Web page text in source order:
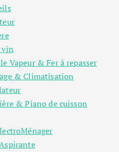
vin
Vapeur & Fer à repasser
& Climatisation
& Piano de cuisson